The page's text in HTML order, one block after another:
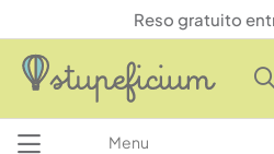
Reso gratuito
Menu